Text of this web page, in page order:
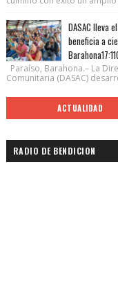
DASAC lleva
beneficia a
Paraíso, Barahona.– La
Comunitaria (DASAC)
ACTUALIDAD
RADIO DE BENDICION